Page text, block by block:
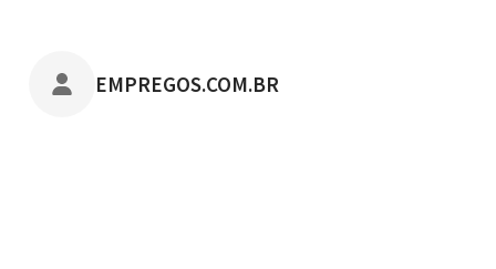
POSTADO POR
EMPREGOS.COM.BR